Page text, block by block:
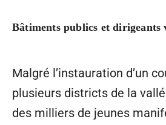
Bâtiments publics et dirigeants
Malgré l’instauration d’un
plusieurs districts de la
des milliers de jeunes